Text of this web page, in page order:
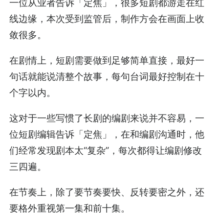
一位从业者告诉「定焦」，很多短剧都游走在红
线边缘，本次受到监管后，制作方会在画面上收
敛很多。
在剧情上，短剧需要做到足够简单直接，最好一
句话就能说清整个故事，每句台词最好控制在十
个字以内。
这对于一些写惯了长剧的编剧来说并不容易，一
位短剧编辑告诉「定焦」，在和编剧沟通时，他
们经常发现剧本太“复杂”，每次都得让编剧修改
三四遍。
在节奏上，除了要节奏要快、反转要密之外，还
要格外重视第一集和前十集。